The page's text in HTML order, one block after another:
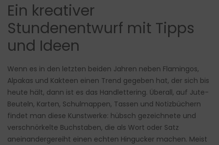
Ein kreativer
Stundenentwurf mit Tipps
und Ideen
Wenn es in den letzten beiden Jahren neben Flamingos,
Alpakas und Kakteen einen Trend gegeben hat, der sich bis
heute hält, dann ist es das Handlettering. Überall, auf Jute-
Beuteln, Karten, Schulmappen, Tassen und Notizbüchern
findet man diese Kunstwerke: hübsch gezeichnete und
verschnörkelte Buchstaben, die als Wort oder Satz
aneinandergereiht einen echten Hingucker machen. Meist